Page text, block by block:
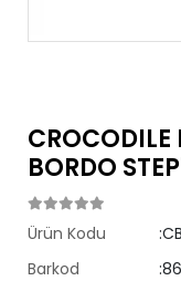
CROCODILE
BORDO
Ürün Kodu
Barkod